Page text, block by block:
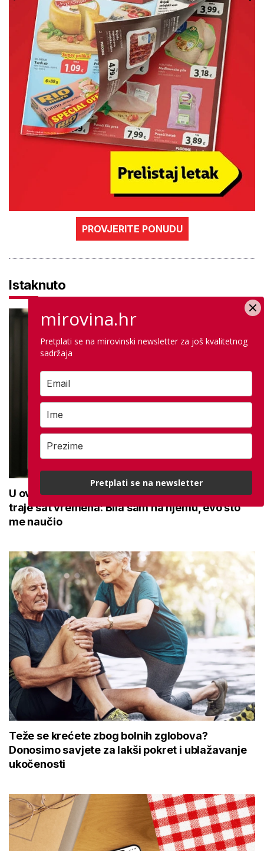
PROVJERITE PONUDU
Istaknuto
U ovoj optici rade najdetaljniji pregled vida,
traje sat vremena: Bila sam na njemu, evo što
me naučio
Teže se krećete zbog bolnih zglobova?
Donosimo savjete za lakši pokret i ublažavanje
ukočenosti
mirovina.hr
Pretplati se na mirovinski newsletter za još kvalitetnog
sadržaja
Pretplati se na newsletter